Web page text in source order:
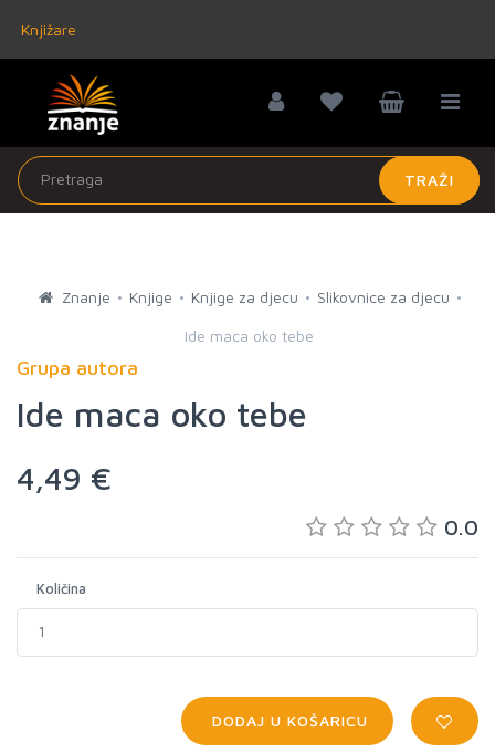
Knjižare
TRAŽI
Znanje Knjige Knjige za djecu Slikovnice za djecu
Ide maca oko tebe
Grupa autora
Ide maca oko tebe
4,49 €
0.0
Količina
DODAJ U KOŠARICU